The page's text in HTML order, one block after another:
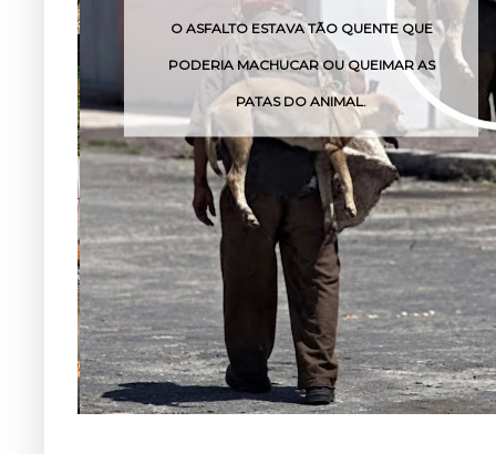
TÃO QUENTE QUE
OU QUEIMAR AS
DO ANIMAL.
O VENENO DESSA